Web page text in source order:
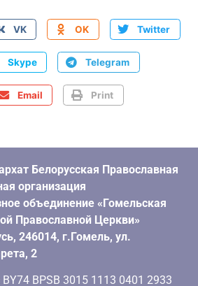
VK OK Twitter
Skype Telegram
Email Print
Белорусская Православная
организация
объединение «Гомельская
Православной Церкви»
246014, г.Гомель, ул.
2
BPSB 3015 1113 0401 2933